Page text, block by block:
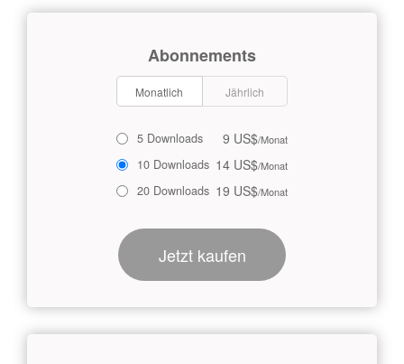
Abonnements
Monatlich Jährlich
5 Downloads 9 US$/Monat
10 Downloads 14 US$/Monat
20 Downloads 19 US$/Monat
Jetzt kaufen